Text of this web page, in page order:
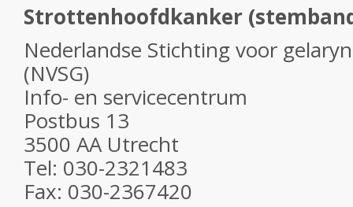
Strottenhoofdkanker
Nederlandse Stichting voor
(NVSG)
Info- en servicecentrum
Postbus 13
3500 AA Utrecht
Tel: 030-2321483
Fax: 030-2367420